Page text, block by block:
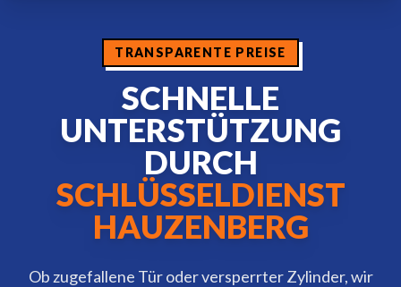
TRANSPARENTE PREISE
SCHNELLE
UNTERSTÜTZUNG
DURCH
SCHLÜSSELDIENST
HAUZENBERG
Ob zugefallene Tür oder versperrter Zylinder, wir